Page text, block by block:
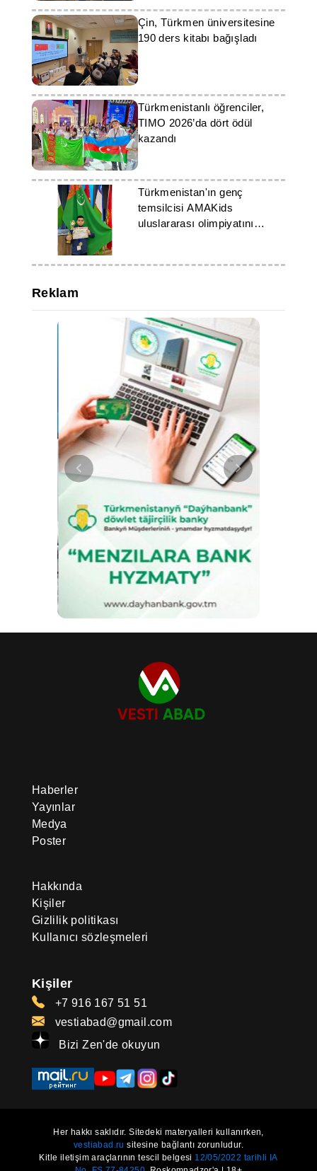
Çin, Türkmen üniversitesine
190 ders kitabı bağışladı
Türkmenistanlı öğrenciler,
TIMO 2026’da dört ödül
kazandı
Türkmenistan'ın genç
temsilcisi AMAKids
uluslararası olimpiyatını
Reklam
Haberler
Yayınlar
Medya
Poster
Hakkında
Kişiler
Gizlilik politikası
Kullanıcı sözleşmeleri
Kişiler
+7 916 167 51 51
vestiabad@gmail.com
Bizi Zen'de okuyun
Her hakkı saklıdır. Sitedeki materyalleri kullanırken,
vestiabad.ru sitesine bağlantı zorunludur.
Kitle iletişim araçlarının tescil belgesi 12/05/2022 tarihli IA